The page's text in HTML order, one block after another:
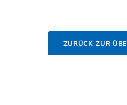
ZURÜCK ZUR